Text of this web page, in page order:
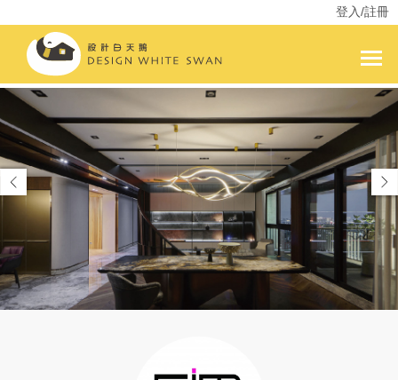
登入/註冊